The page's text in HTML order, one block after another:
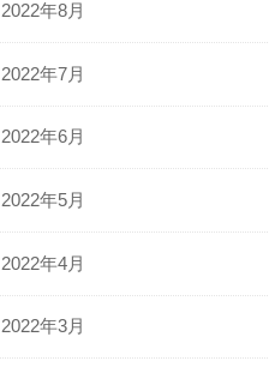
2022年8月
2022年7月
2022年6月
2022年5月
2022年4月
2022年3月